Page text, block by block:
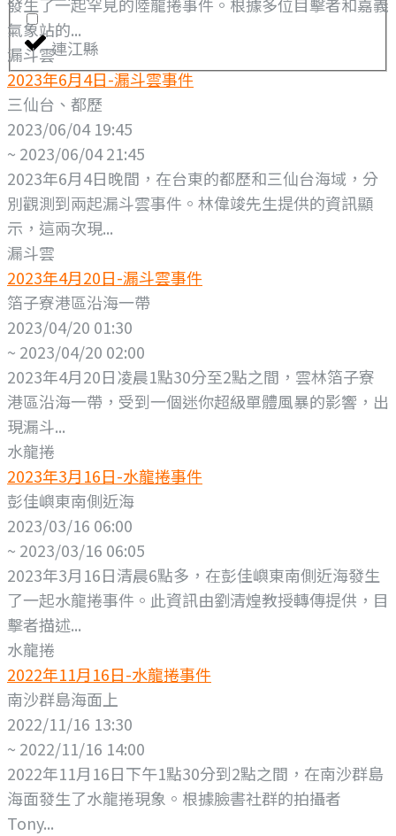
連江縣
發生了一起罕見的陸龍捲事件。根據多位目擊者和嘉義
氣象站的...
漏斗雲
2023年6月4日-漏斗雲事件
三仙台、都歷
2023/06/04 19:45
~ 2023/06/04 21:45
2023年6月4日晚間，在台東的都歷和三仙台海域，分
別觀測到兩起漏斗雲事件。林偉竣先生提供的資訊顯
示，這兩次現...
漏斗雲
2023年4月20日-漏斗雲事件
箔子寮港區沿海一帶
2023/04/20 01:30
~ 2023/04/20 02:00
2023年4月20日凌晨1點30分至2點之間，雲林箔子寮
港區沿海一帶，受到一個迷你超級單體風暴的影響，出
現漏斗...
水龍捲
2023年3月16日-水龍捲事件
彭佳嶼東南側近海
2023/03/16 06:00
~ 2023/03/16 06:05
2023年3月16日清晨6點多，在彭佳嶼東南側近海發生
了一起水龍捲事件。此資訊由劉清煌教授轉傳提供，目
擊者描述...
水龍捲
2022年11月16日-水龍捲事件
南沙群島海面上
2022/11/16 13:30
~ 2022/11/16 14:00
2022年11月16日下午1點30分到2點之間，在南沙群島
海面發生了水龍捲現象。根據臉書社群的拍攝者
Tony...